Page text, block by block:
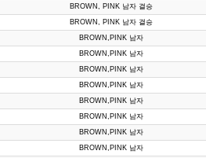
BROWN, PINK 남자 결승
BROWN, PINK 남자 결승
BROWN,PINK 남자
BROWN,PINK 남자
BROWN,PINK 남자
BROWN,PINK 남자
BROWN,PINK 남자
BROWN,PINK 남자
BROWN,PINK 남자
BROWN,PINK 남자